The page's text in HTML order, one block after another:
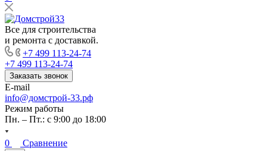
Все для строительства
и ремонта с доставкой.
+7 499 113-24-74
+7 499 113-24-74
Заказать звонок
E-mail
info@домстрой-33.рф
Режим работы
Пн. – Пт.: с 9:00 до 18:00
0 Сравнение